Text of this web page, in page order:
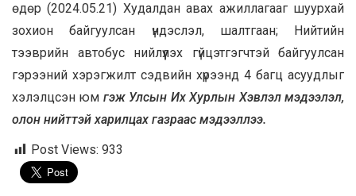
өдөр (2024.05.21) Худалдан авах ажиллагааг шуурхай
зохион байгуулсан үндэслэл, шалтгаан; Нийтийн
тээврийн автобус нийлүүлэх гүйцэтгэгчтэй байгуулсан
гэрээний хэрэгжилт сэдвийн хүрээнд 4 багц асуудлыг
хэлэлцсэн юм гэж Улсын Их Хурлын Хэвлэл мэдээлэл,
олон нийттэй харилцах газраас мэдээллээ.
Post Views: 933